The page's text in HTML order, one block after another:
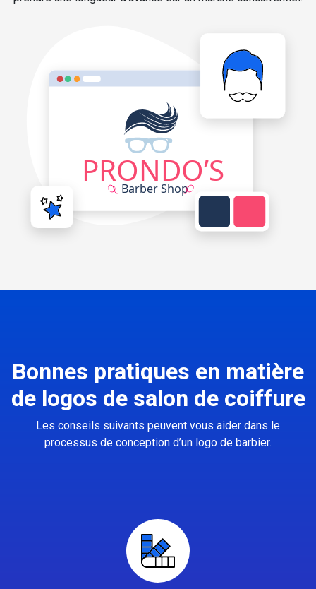
Bonnes pratiques en matière
de logos de salon de coiffure
Les conseils suivants peuvent vous aider dans le
processus de conception d’un logo de barbier.